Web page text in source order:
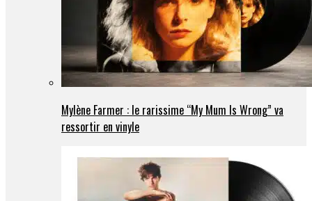
Mylène Farmer : le rarissime “My Mum Is Wrong” va
ressortir en vinyle